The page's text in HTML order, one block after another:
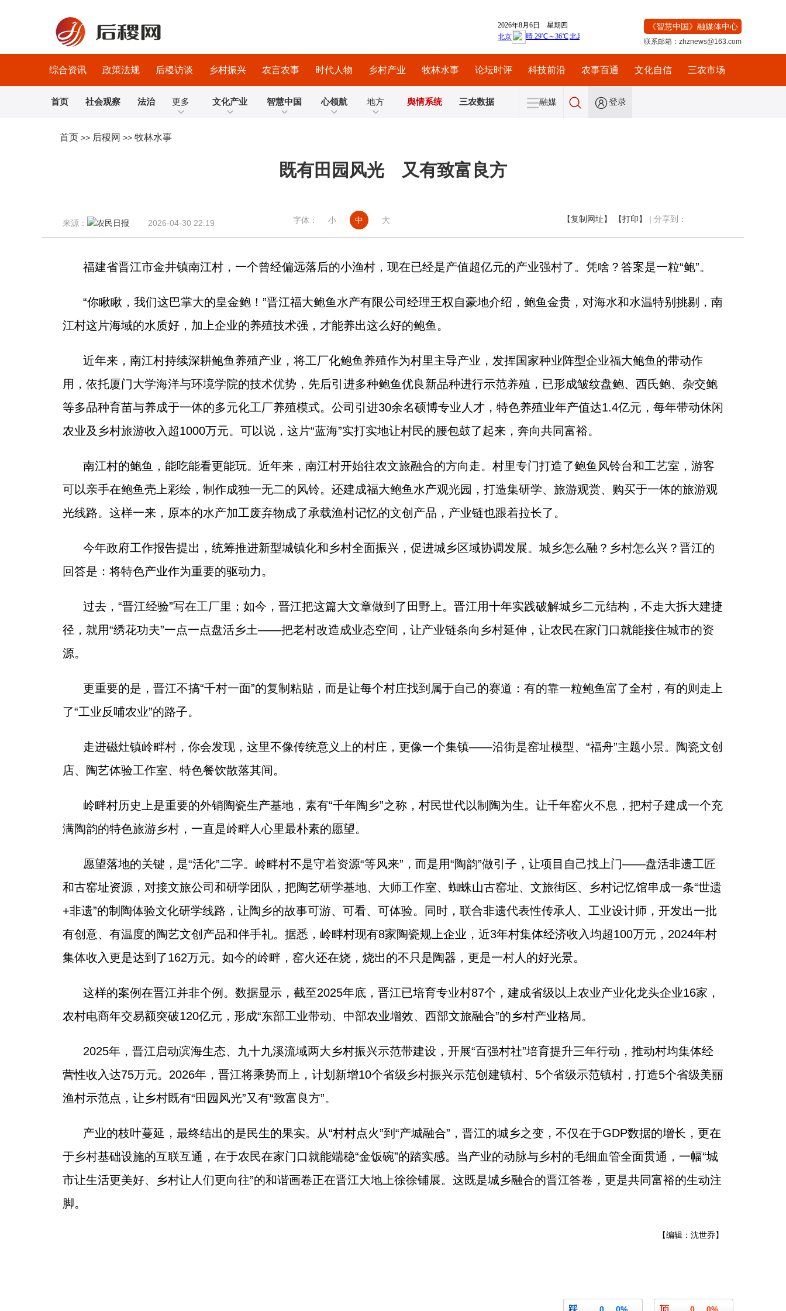
《智慧中国》融媒体中心
联系邮箱：zhznews@163.com
综合资讯 政策法规 后稷访谈 乡村振兴 农言农事 时代人物 乡村产业 牧林水事 论坛时评 科技前沿 农事百通 文化自信 三农市场
首页 社会观察 法治 更多 文化产业 智慧中国 心领航 地方 舆情系统 三农数据 融媒 登录
首页 >> 后稷网 >> 牧林水事
既有田园风光 又有致富良方
来源： 2026-04-30 22:19 字体： 小 中 大 【复制网址】 【打印】 | 分享到：
福建省晋江市金井镇南江村，一个曾经偏远落后的小渔村，现在已经是产值超亿元的产业强村了。凭啥？答案是一粒“鲍”。
“你瞅瞅，我们这巴掌大的皇金鲍！”晋江福大鲍鱼水产有限公司经理王权自豪地介绍，鲍鱼金贵，对海水和水温特别挑剔，南
江村这片海域的水质好，加上企业的养殖技术强，才能养出这么好的鲍鱼。
近年来，南江村持续深耕鲍鱼养殖产业，将工厂化鲍鱼养殖作为村里主导产业，发挥国家种业阵型企业福大鲍鱼的带动作
用，依托厦门大学海洋与环境学院的技术优势，先后引进多种鲍鱼优良新品种进行示范养殖，已形成皱纹盘鲍、西氏鲍、杂交鲍
等多品种育苗与养成于一体的多元化工厂养殖模式。公司引进30余名硕博专业人才，特色养殖业年产值达1.4亿元，每年带动休闲
农业及乡村旅游收入超1000万元。可以说，这片“蓝海”实打实地让村民的腰包鼓了起来，奔向共同富裕。
南江村的鲍鱼，能吃能看更能玩。近年来，南江村开始往农文旅融合的方向走。村里专门打造了鲍鱼风铃台和工艺室，游客
可以亲手在鲍鱼壳上彩绘，制作成独一无二的风铃。还建成福大鲍鱼水产观光园，打造集研学、旅游观赏、购买于一体的旅游观
光线路。这样一来，原本的水产加工废弃物成了承载渔村记忆的文创产品，产业链也跟着拉长了。
今年政府工作报告提出，统筹推进新型城镇化和乡村全面振兴，促进城乡区域协调发展。城乡怎么融？乡村怎么兴？晋江的
回答是：将特色产业作为重要的驱动力。
过去，“晋江经验”写在工厂里；如今，晋江把这篇大文章做到了田野上。晋江用十年实践破解城乡二元结构，不走大拆大建捷
径，就用“绣花功夫”一点一点盘活乡土——把老村改造成业态空间，让产业链条向乡村延伸，让农民在家门口就能接住城市的资
源。
更重要的是，晋江不搞“千村一面”的复制粘贴，而是让每个村庄找到属于自己的赛道：有的靠一粒鲍鱼富了全村，有的则走上
了“工业反哺农业”的路子。
走进磁灶镇岭畔村，你会发现，这里不像传统意义上的村庄，更像一个集镇——沿街是窑址模型、“福舟”主题小景。陶瓷文创
店、陶艺体验工作室、特色餐饮散落其间。
岭畔村历史上是重要的外销陶瓷生产基地，素有“千年陶乡”之称，村民世代以制陶为生。让千年窑火不息，把村子建成一个充
满陶韵的特色旅游乡村，一直是岭畔人心里最朴素的愿望。
愿望落地的关键，是“活化”二字。岭畔村不是守着资源“等风来”，而是用“陶韵”做引子，让项目自己找上门——盘活非遗工匠
和古窑址资源，对接文旅公司和研学团队，把陶艺研学基地、大师工作室、蜘蛛山古窑址、文旅街区、乡村记忆馆串成一条“世遗
+非遗”的制陶体验文化研学线路，让陶乡的故事可游、可看、可体验。同时，联合非遗代表性传承人、工业设计师，开发出一批
有创意、有温度的陶艺文创产品和伴手礼。据悉，岭畔村现有8家陶瓷规上企业，近3年村集体经济收入均超100万元，2024年村
集体收入更是达到了162万元。如今的岭畔，窑火还在烧，烧出的不只是陶器，更是一村人的好光景。
这样的案例在晋江并非个例。数据显示，截至2025年底，晋江已培育专业村87个，建成省级以上农业产业化龙头企业16家，
农村电商年交易额突破120亿元，形成“东部工业带动、中部农业增效、西部文旅融合”的乡村产业格局。
2025年，晋江启动滨海生态、九十九溪流域两大乡村振兴示范带建设，开展“百强村社”培育提升三年行动，推动村均集体经
营性收入达75万元。2026年，晋江将乘势而上，计划新增10个省级乡村振兴示范创建镇村、5个省级示范镇村，打造5个省级美丽
渔村示范点，让乡村既有“田园风光”又有“致富良方”。
产业的枝叶蔓延，最终结出的是民生的果实。从“村村点火”到“产城融合”，晋江的城乡之变，不仅在于GDP数据的增长，更在
于乡村基础设施的互联互通，在于农民在家门口就能端稳“金饭碗”的踏实感。当产业的动脉与乡村的毛细血管全面贯通，一幅“城
市让生活更美好、乡村让人们更向往”的和谐画卷正在晋江大地上徐徐铺展。这既是城乡融合的晋江答卷，更是共同富裕的生动注
脚。
【编辑：沈世乔】